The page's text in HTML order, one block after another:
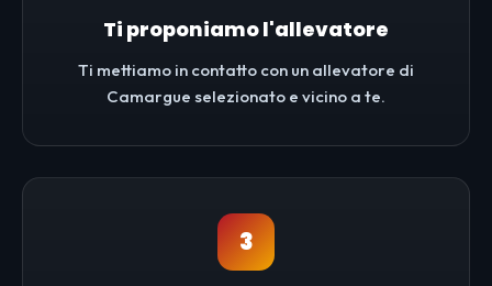
Ti proponiamo l'allevatore
Ti mettiamo in contatto con un allevatore di
Camargue selezionato e vicino a te.
3